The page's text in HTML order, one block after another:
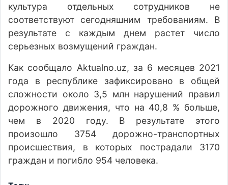
культура отдельных сотрудников не
соответствуют сегодняшним требованиям. В
результате с каждым днем растет число
серьезных возмущений граждан.
Как сообщало Аktualno.uz, за 6 месяцев 2021
года в республике зафиксировано в общей
сложности около 3,5 млн нарушений правил
дорожного движения, что на 40,8 % больше,
чем в 2020 году. В результате этого
произошло 3754 дорожно-транспортных
происшествия, в которых пострадали 3170
граждан и погибло 954 человека.